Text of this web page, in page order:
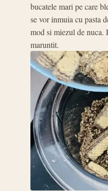
bucatele mari pe care
se vor inmuia cu pasta
mod si miezul de nuca.
maruntit.